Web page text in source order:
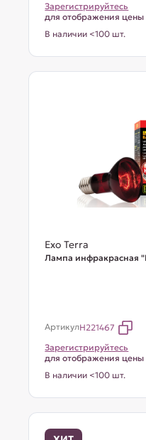
Зарегистрируйтесь
для отображения цены
В наличии <100 шт.
Exo Terra
Лампа инфракрасная
АртикулH221467
Зарегистрируйтесь
для отображения цены
В наличии <100 шт.